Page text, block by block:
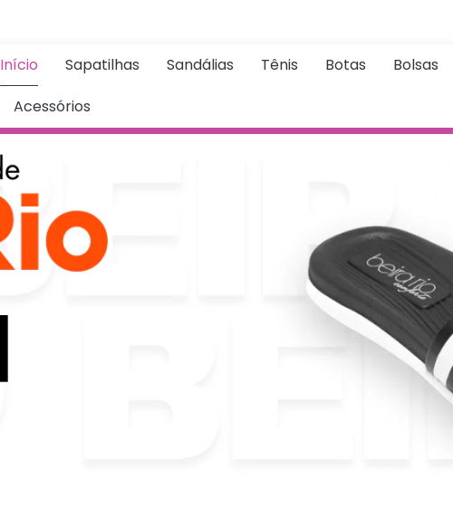
Início Sapatilhas Sandálias Tênis Botas Bolsas
Acessórios